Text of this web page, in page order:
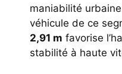
maniabilité
véhicule de ce
2,91 m favorise
stabilité à haute